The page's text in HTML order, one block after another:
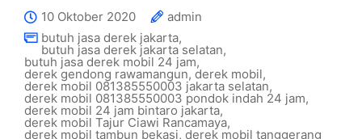
10 Oktober 2020
admin
butuh jasa derek jakarta,
butuh jasa derek jakarta selatan,
butuh jasa derek mobil 24 jam,
derek gendong rawamangun, derek mobil,
derek mobil 081385550003 jakarta selatan,
derek mobil 081385550003 pondok indah 24 jam,
derek mobil 24 jam bintaro jakarta,
derek mobil Tajur Ciawi Rancamaya,
derek mobil tambun bekasi, derek mobil tanggerang